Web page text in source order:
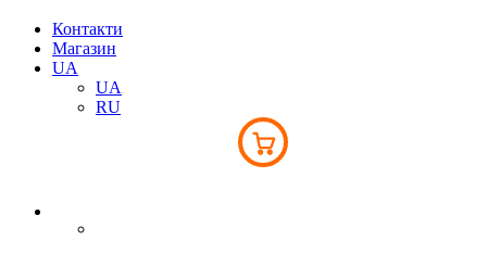
Контакти
Магазин
UA
UA
RU